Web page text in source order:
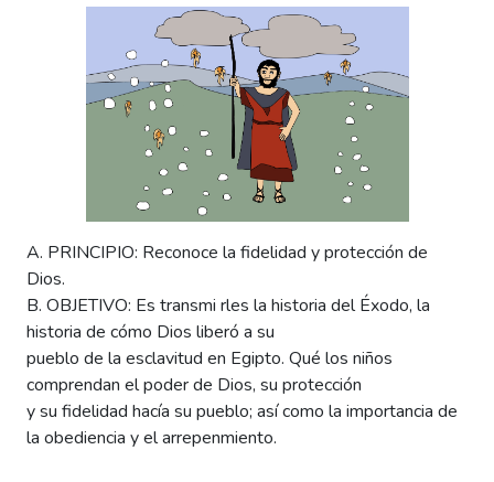
A. PRINCIPIO: Reconoce la fidelidad y protección de
Dios.
B. OBJETIVO: Es transmi rles la historia del Éxodo, la
historia de cómo Dios liberó a su
pueblo de la esclavitud en Egipto. Qué los niños
comprendan el poder de Dios, su protección
y su fidelidad hacía su pueblo; así como la importancia de
la obediencia y el arrepenmiento.